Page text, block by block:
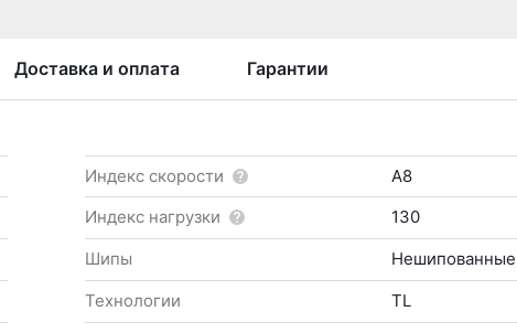
Доставка и оплата Гарантии
Индекс скорости
A8
Индекс нагрузки
130
Шипы
Нешипованные
Технологии
TL